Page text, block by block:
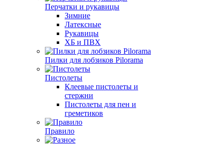
Перчатки и рукавицы
Зимние
Латексные
Рукавицы
ХБ и ПВХ
Пилки для лобзиков Pilorama
Пистолеты
Клеевые пистолеты и
стержни
Пистолеты для пен и
греметиков
Правило